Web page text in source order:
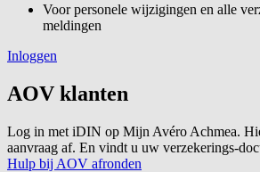
Voor personele wijzigingen en alle
meldingen
Inloggen
AOV klanten
Log in met iDIN op Mijn Avéro Achmea.
aanvraag af. En vindt u uw verzekerings-
Hulp bij AOV afronden